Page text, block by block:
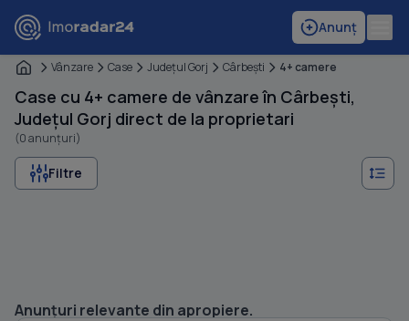
Anunț
Vânzare Case Judeţul Gorj Cârbeşti 4+ camere
Case cu 4+ camere de vânzare în Cârbești,
Județul Gorj direct de la proprietari
(0 anunțuri)
Filtre
Anunțuri relevante din apropiere.